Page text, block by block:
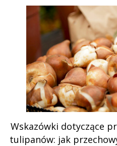
Wskazówki dotyczące
tulipanów: jak